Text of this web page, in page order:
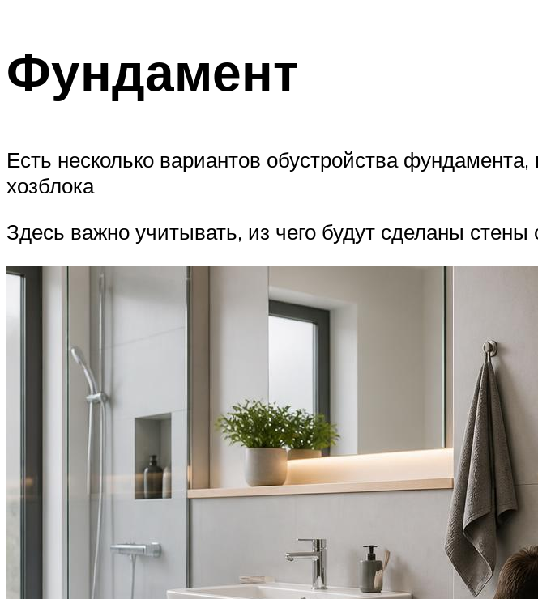
Фундамент
Есть несколько вариантов обустройства
хозблока
Здесь важно учитывать, из чего будут сделаны стены